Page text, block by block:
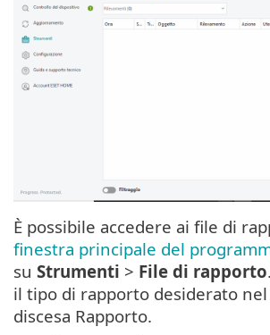
È possibile accedere ai file di
finestra principale del
su Strumenti > File di rapporto
il tipo di rapporto desiderato
discesa Rapporto.